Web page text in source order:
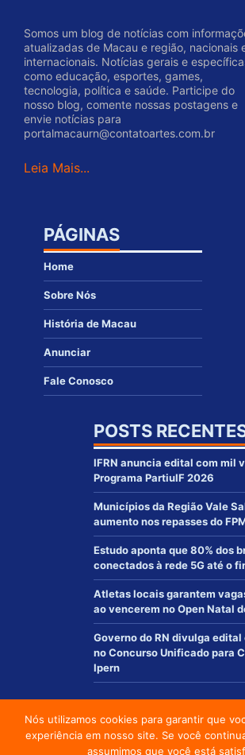
Somos um blog de notícias com
atualizadas de Macau e região, nacionais
internacionais. Notícias gerais e
como educação, esportes, games,
tecnologia, política e saúde. Participe do
nosso blog, comente nossas postagens e
envie notícias para
portalmacaurn@contatoartes.com.br
Leia Mais...
PÁGINAS
Home
Sobre Nós
História de Macau
Anunciar
Fale Conosco
POSTS
IFRN anuncia edital com mil
Programa PartiuIF 2026
Municípios da Região Vale
aumento nos repasses do
Estudo aponta que 80% dos
conectados à rede 5G até o
Atletas locais garantem
ao vencerem no Open Natal
Governo do RN divulga edital
no Concurso Unificado para
Ipern
© 2012 - 2021 | www.macaurn.com.br - Todos os
Desenvolvido por:
Nós utilizamos cookies para garantir que
experiência em nosso site. Se você
assumimos que você está